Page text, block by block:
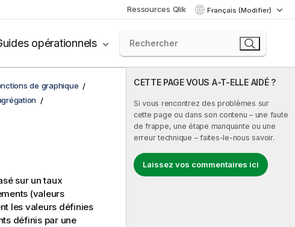
Ressources Qlik Français (Modifier)
opérationnels
CETTE PAGE VOUS A-T-ELLE AIDÉ ?
Si vous rencontrez des problèmes sur
cette page ou dans son contenu – une faute
de frappe, une étape manquante ou une
erreur technique – faites-le-nous savoir.
Laissez vos commentaires ici
de graphique
sur un taux
(valeurs
les valeurs définies
définis par une